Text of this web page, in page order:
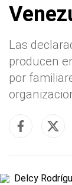
Las
producen
por